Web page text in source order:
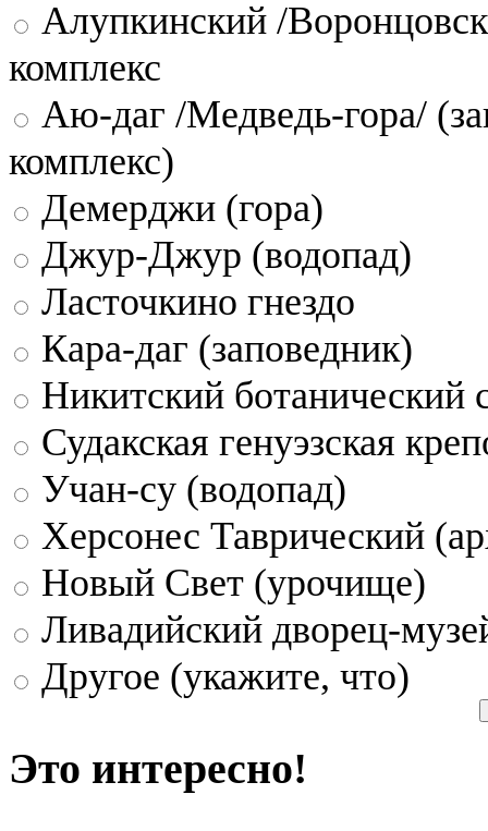
Алупкинский /
комплекс
Аю-даг /Медведь-гора/
комплекс)
Демерджи (гора)
Джур-Джур (водопад)
Ласточкино гнездо
Кара-даг (заповедник)
Никитский ботанический
Судакская генуэзская
Учан-су (водопад)
Херсонес Таврический
Новый Свет (урочище)
Ливадийский дворец-
Другое (укажите, что)
Это интересно!